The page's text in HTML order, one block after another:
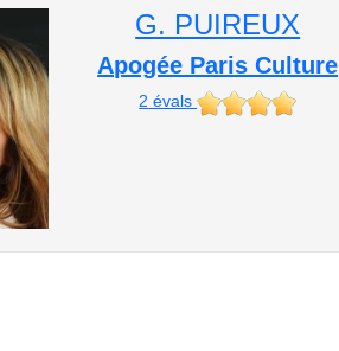
G. PUIREUX
Apogée Paris Culture
2 évals